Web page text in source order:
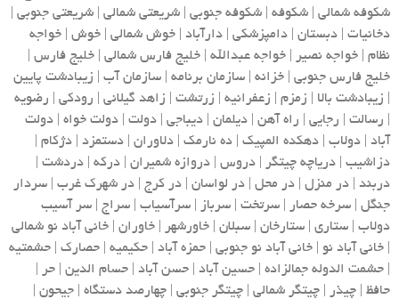
شکوفه شمالی | شکوفه | شکوفه جنوبی | شریعتی شمالی | شریعتی جنوبی |
دخانیات | دبستان | دامپزشکی | دارآباد | خوش شمالی | خوش | خواجه
نظام | خواجه نصیر | خواجه عبدالله | خلیج فارس شمالی | خلیج فارس |
خلیج فارس جنوبی | خزانه | سازمان برنامه | سازمان آب | زیبادشت پایین
| زیبادشت بالا | زمزم | زعفرانیه | زرتشت | زاهد گیلانی | رودکی | رضویه
| رسالت | رجایی | راه آهن | دیلمان | دیباجی | دولت | دولت خواه | دولت
آباد | دولاب | دهکده المپیک | ده نارمک | دلاوران | دستمزد | دژکام |
دزاشیب | دریاچه چیتگر | دروس | دروازه شمیران | درکه | دردشت |
دربند | در منزل | در محل | در لواسان | در کرج | در شهرک غرب | سردار
جنگل | سرخه حصار | سرتخت | سرباز | سرآسیاب | سراج | سر آسیب
دولاب | ستاری | ستارخان | سبلان | خاورشهر | خاوران | خانی آباد نو شمالی
| خانی آباد نو | خانی آباد نو جنوبی | حمزه آباد | حکیمیه | حصارک | حشمتیه
| حشمت الدوله جمالزاده | حسین آباد | حسن آباد | حسام الدین | حر |
حافظ | چیذر | چیتگر شمالی | چیتگر جنوبی | چهارصد دستگاه | جیحون |